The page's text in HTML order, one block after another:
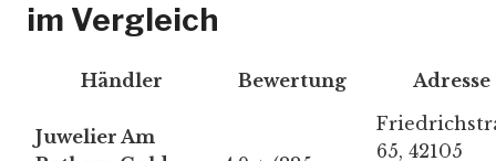
im Vergleich
Händler Bewertung Adresse
Juwelier Am
65, 42105